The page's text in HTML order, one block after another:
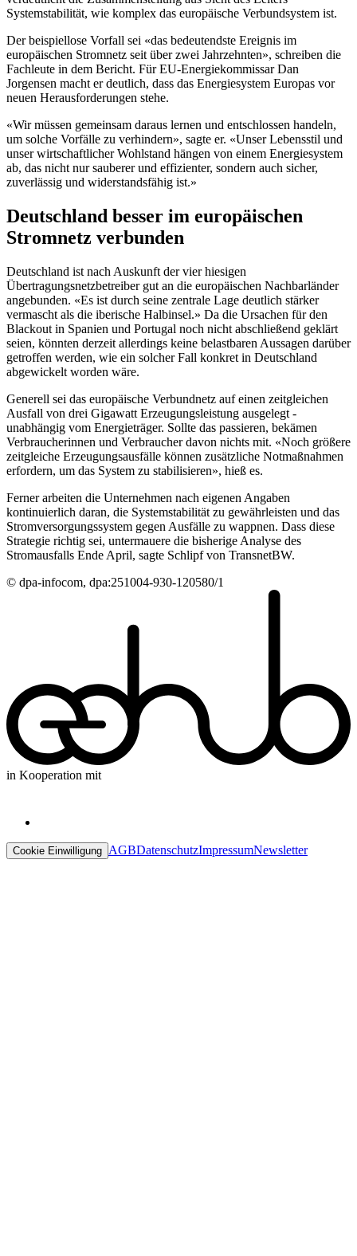
Systemstabilität, wie komplex das europäische Verbundsystem ist.
Der beispiellose Vorfall sei «das bedeutendste Ereignis im
europäischen Stromnetz seit über zwei Jahrzehnten», schreiben die
Fachleute in dem Bericht. Für EU-Energiekommissar Dan
Jorgensen macht er deutlich, dass das Energiesystem Europas vor
neuen Herausforderungen stehe.
«Wir müssen gemeinsam daraus lernen und entschlossen handeln,
um solche Vorfälle zu verhindern», sagte er. «Unser Lebensstil und
unser wirtschaftlicher Wohlstand hängen von einem Energiesystem
ab, das nicht nur sauberer und effizienter, sondern auch sicher,
zuverlässig und widerstandsfähig ist.»
Deutschland besser im europäischen
Stromnetz verbunden
Deutschland ist nach Auskunft der vier hiesigen
Übertragungsnetzbetreiber gut an die europäischen Nachbarländer
angebunden. «Es ist durch seine zentrale Lage deutlich stärker
vermascht als die iberische Halbinsel.» Da die Ursachen für den
Blackout in Spanien und Portugal noch nicht abschließend geklärt
seien, könnten derzeit allerdings keine belastbaren Aussagen darüber
getroffen werden, wie ein solcher Fall konkret in Deutschland
abgewickelt worden wäre.
Generell sei das europäische Verbundnetz auf einen zeitgleichen
Ausfall von drei Gigawatt Erzeugungsleistung ausgelegt -
unabhängig vom Energieträger. Sollte das passieren, bekämen
Verbraucherinnen und Verbraucher davon nichts mit. «Noch größere
zeitgleiche Erzeugungsausfälle können zusätzliche Notmaßnahmen
erfordern, um das System zu stabilisieren», hieß es.
Ferner arbeiten die Unternehmen nach eigenen Angaben
kontinuierlich daran, die Systemstabilität zu gewährleisten und das
Stromversorgungssystem gegen Ausfälle zu wappnen. Dass diese
Strategie richtig sei, untermauere die bisherige Analyse des
Stromausfalls Ende April, sagte Schlipf von TransnetBW.
© dpa-infocom, dpa:251004-930-120580/1
in Kooperation mit
Cookie Einwilligung AGBDatenschutzImpressumNewsletter